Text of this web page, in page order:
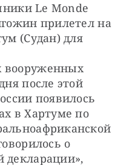
Le Monde
прилетел на
(Судан) для
вооруженных
после этой
появилось
в Хартуме по
о
декларации»,